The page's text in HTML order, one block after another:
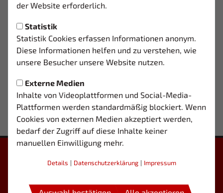
der Website erforderlich.
Statistik
Statistik Cookies erfassen Informationen anonym.
Diese Informationen helfen und zu verstehen, wie
unsere Besucher unsere Website nutzen.
Externe Medien
Inhalte von Videoplattformen und Social-Media-
Plattformen werden standardmäßig blockiert. Wenn
Cookies von externen Medien akzeptiert werden,
bedarf der Zugriff auf diese Inhalte keiner
manuellen Einwilligung mehr.
Details | Datenschutzerklärung | Impressum
Sportplatz Carl-Russ-Straße
DO. 16:30 - 18:00 Uhr
WMTV-Platz